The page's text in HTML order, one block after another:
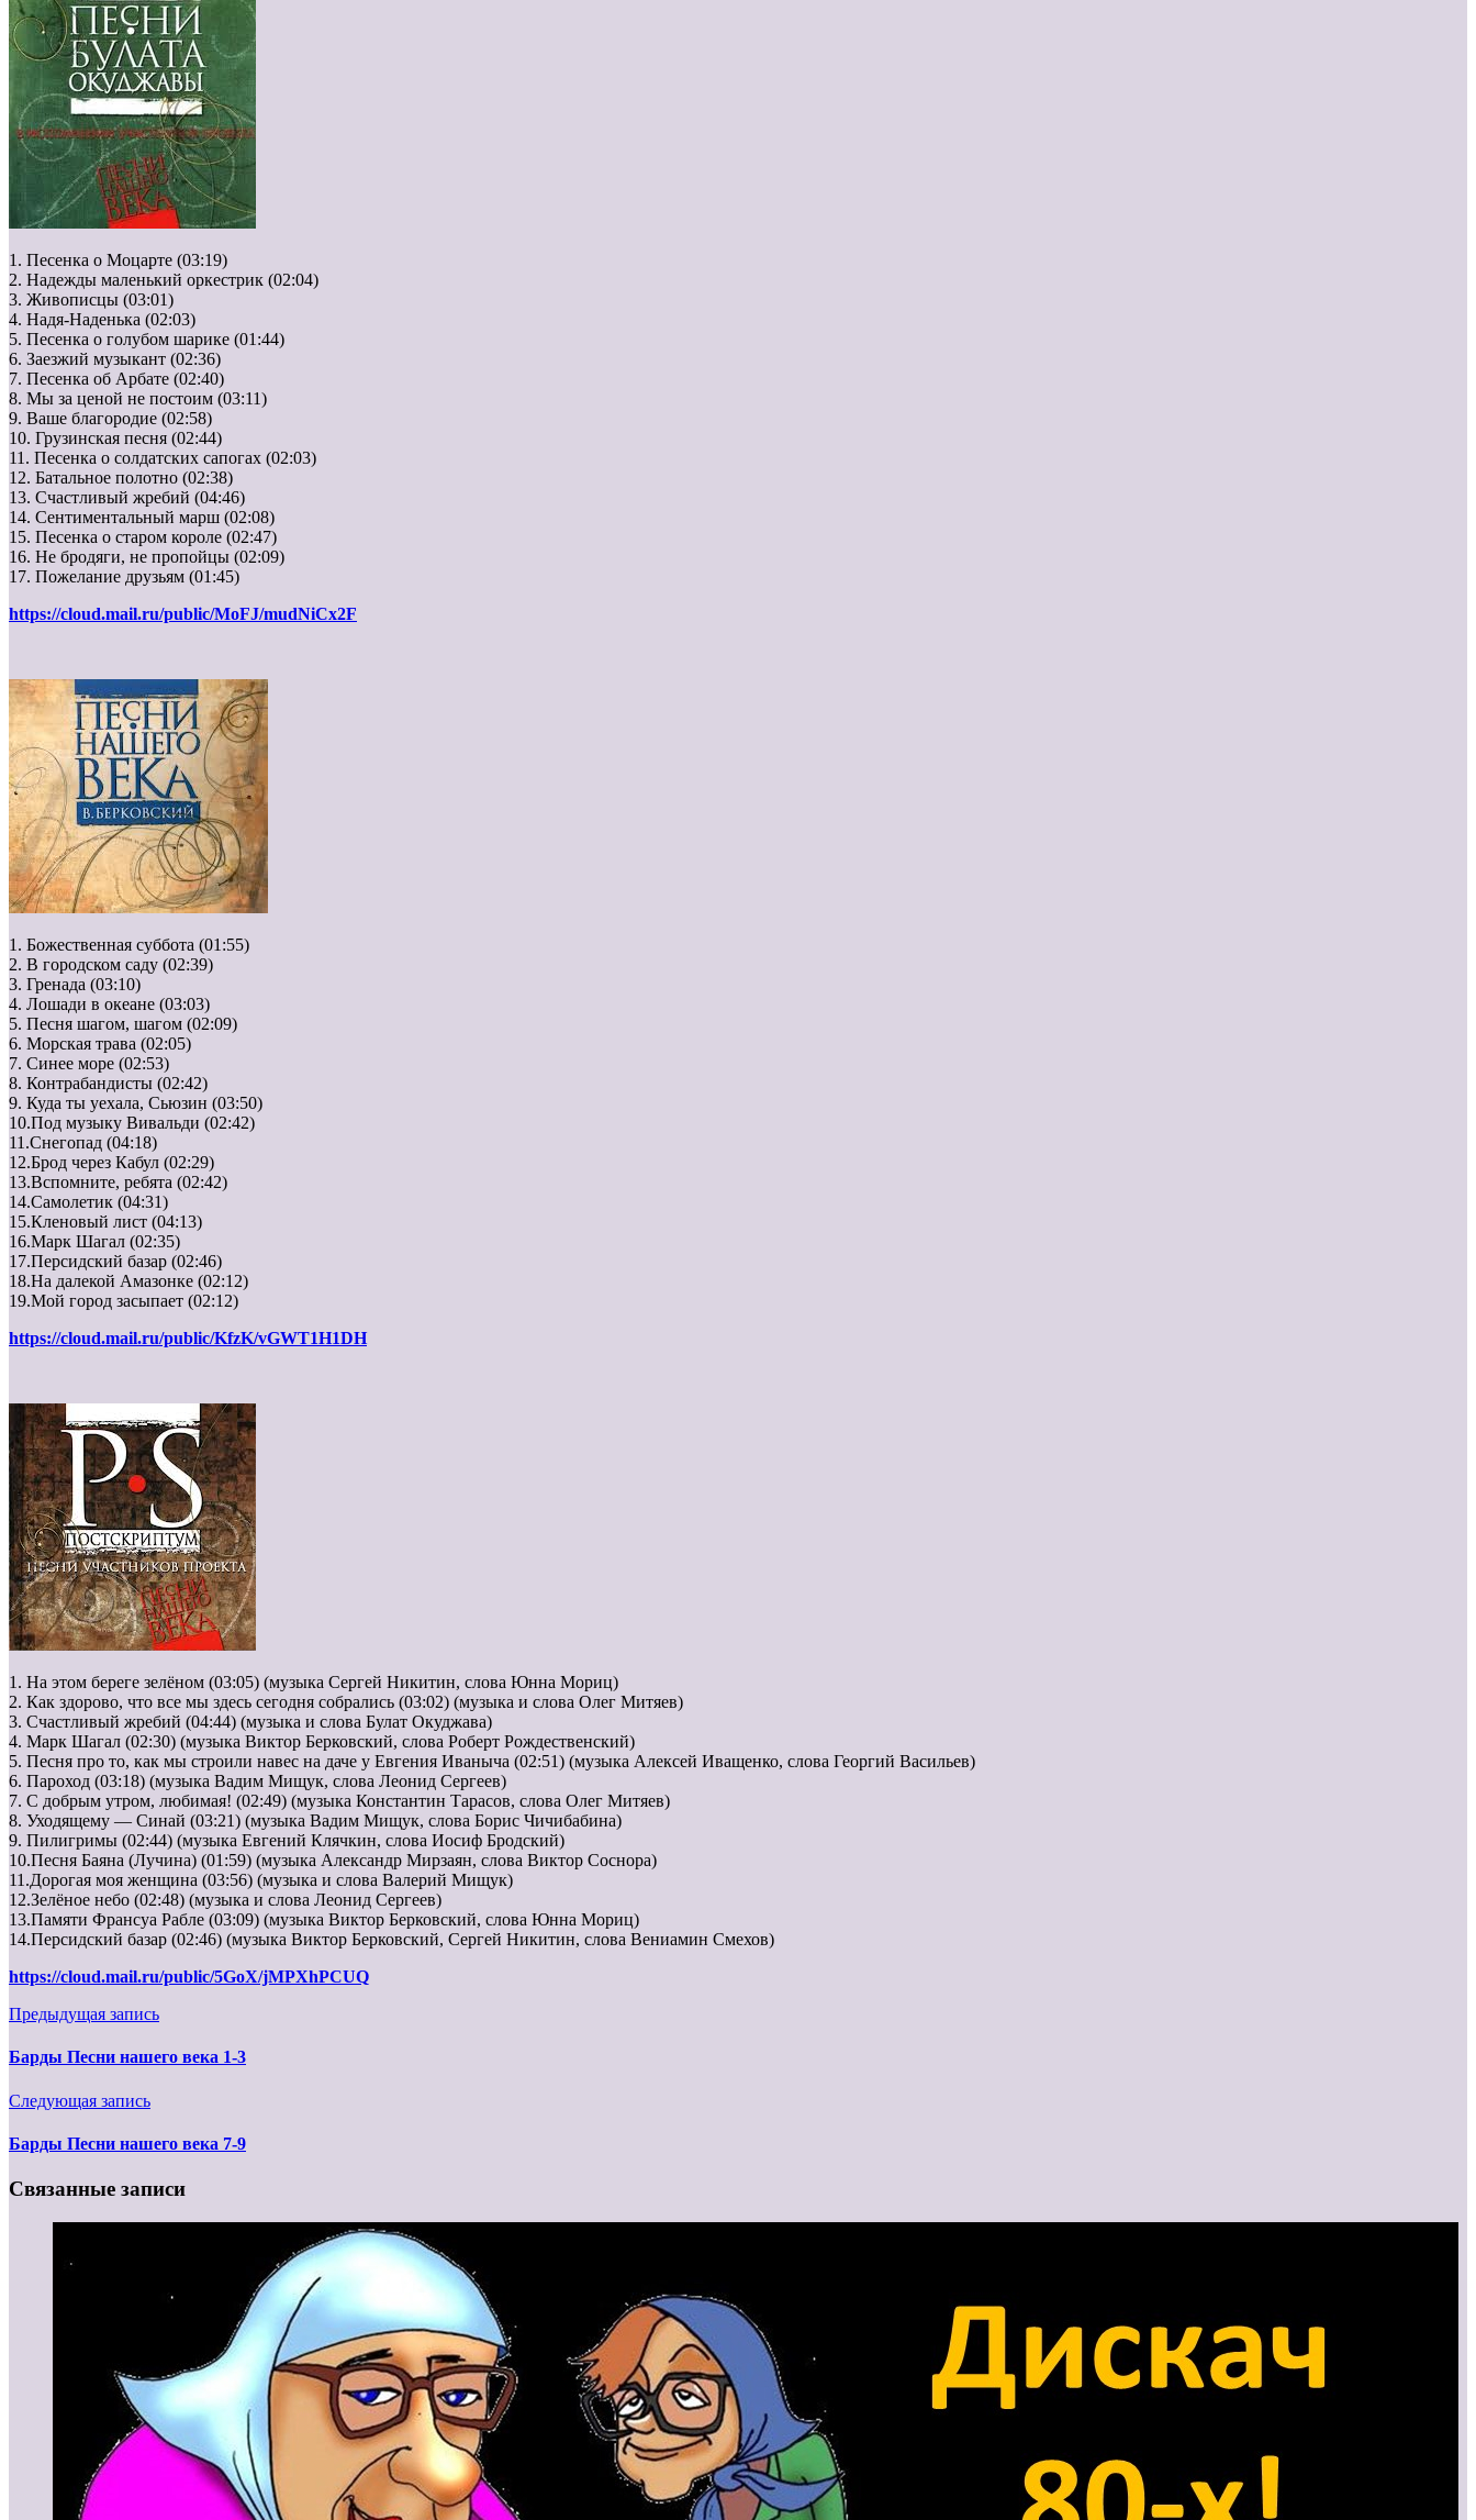
1. Песенка о Моцарте (03:19)
2. Надежды маленький оркестрик (02:04)
3. Живописцы (03:01)
4. Надя-Наденька (02:03)
5. Песенка о голубом шарике (01:44)
6. Заезжий музыкант (02:36)
7. Песенка об Арбате (02:40)
8. Мы за ценой не постоим (03:11)
9. Ваше благородие (02:58)
10. Грузинская песня (02:44)
11. Песенка о солдатских сапогах (02:03)
12. Батальное полотно (02:38)
13. Счастливый жребий (04:46)
14. Сентиментальный марш (02:08)
15. Песенка о старом короле (02:47)
16. Не бродяги, не пропойцы (02:09)
17. Пожелание друзьям (01:45)
https://cloud.mail.ru/public/MoFJ/mudNiCx2F
1. Божественная суббота (01:55)
2. В городском саду (02:39)
3. Гренада (03:10)
4. Лошади в океане (03:03)
5. Песня шагом, шагом (02:09)
6. Морская трава (02:05)
7. Синее море (02:53)
8. Контрабандисты (02:42)
9. Куда ты уехала, Сьюзин (03:50)
10.Под музыку Вивальди (02:42)
11.Снегопад (04:18)
12.Брод через Кабул (02:29)
13.Вспомните, ребята (02:42)
14.Самолетик (04:31)
15.Кленовый лист (04:13)
16.Марк Шагал (02:35)
17.Персидский базар (02:46)
18.На далекой Амазонке (02:12)
19.Мой город засыпает (02:12)
https://cloud.mail.ru/public/KfzK/vGWT1H1DH
1. На этом береге зелёном (03:05) (музыка Сергей Никитин, слова Юнна Мориц)
2. Как здорово, что все мы здесь сегодня собрались (03:02) (музыка и слова Олег Митяев)
3. Счастливый жребий (04:44) (музыка и слова Булат Окуджава)
4. Марк Шагал (02:30) (музыка Виктор Берковский, слова Роберт Рождественский)
5. Песня про то, как мы строили навес на даче у Евгения Иваныча (02:51) (музыка Алексей Иващенко, слова Георгий Васильев)
6. Пароход (03:18) (музыка Вадим Мищук, слова Леонид Сергеев)
7. С добрым утром, любимая! (02:49) (музыка Константин Тарасов, слова Олег Митяев)
8. Уходящему — Синай (03:21) (музыка Вадим Мищук, слова Борис Чичибабина)
9. Пилигримы (02:44) (музыка Евгений Клячкин, слова Иосиф Бродский)
10.Песня Баяна (Лучина) (01:59) (музыка Александр Мирзаян, слова Виктор Соснора)
11.Дорогая моя женщина (03:56) (музыка и слова Валерий Мищук)
12.Зелёное небо (02:48) (музыка и слова Леонид Сергеев)
13.Памяти Франсуа Рабле (03:09) (музыка Виктор Берковский, слова Юнна Мориц)
14.Персидский базар (02:46) (музыка Виктор Берковский, Сергей Никитин, слова Вениамин Смехов)
https://cloud.mail.ru/public/5GoX/jMPXhPCUQ
Предыдущая запись
Барды Песни нашего века 1-3
Следующая запись
Барды Песни нашего века 7-9
Связанные записи